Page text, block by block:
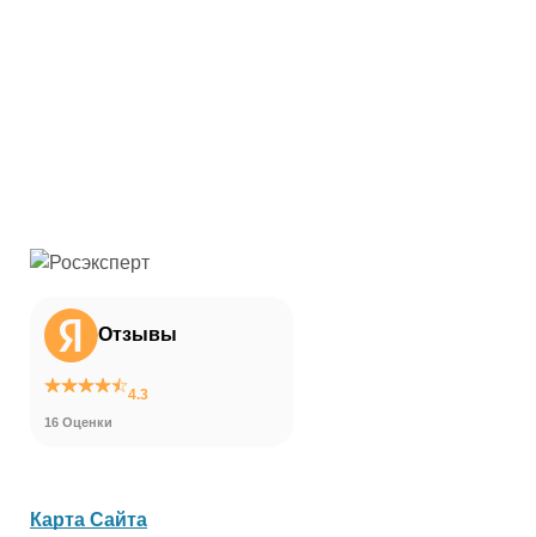
Отзывы
4.3
16 Оценки
Карта Сайта